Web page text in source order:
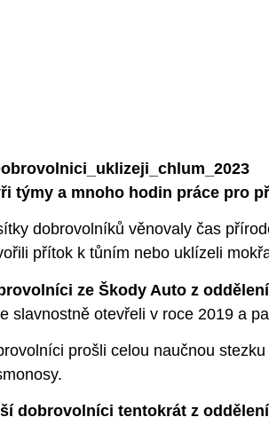
týmy a mnoho hodin práce pro
dobrovolníků věnovaly čas
přítok k tůním nebo uklízeli
ze Škody Auto z
slavnostně otevřeli v roce 2019 a
prošli celou naučnou
dobrovolníci tentokrát z